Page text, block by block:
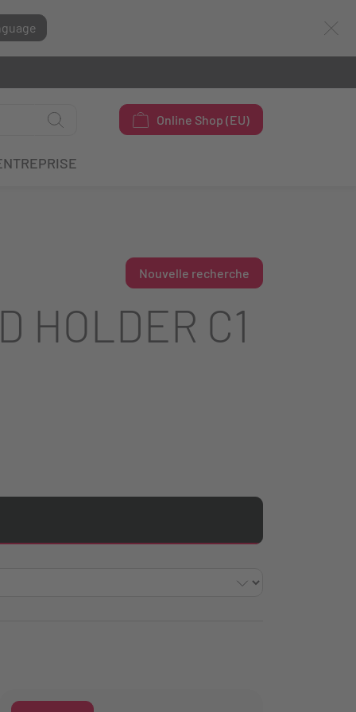
Online Shop (EU)
Nouvelle recherche
HOLDER C1